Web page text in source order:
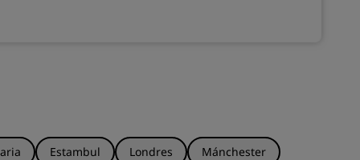
Estambul Londres
Mánchester